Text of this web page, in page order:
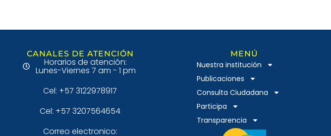
CANALES DE ATENCIÓN
Horarios de atención:
Lunes-Viernes 7 am - 1 pm
Cel: +57 3122978917
Cel: +57 3207564654
Correo electronico:
MENÚ
Nuestra institución
Publicaciones
Consulta Ciudadana
Participa
Transparencia